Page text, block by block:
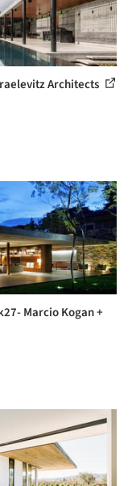
Architects
Marcio Kogan +